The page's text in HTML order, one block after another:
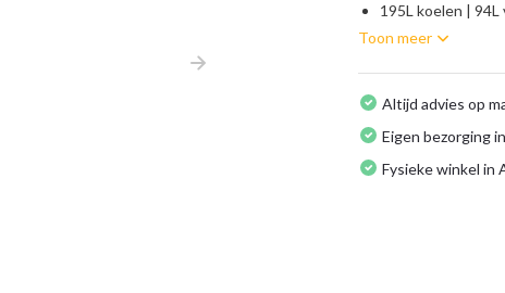
195L koelen | 94L
Toon meer
Altijd advies op
Eigen bezorging
Fysieke winkel in